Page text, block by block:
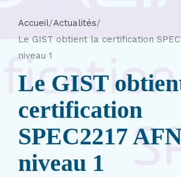
Accueil/Actualités/
Le GIST obtient la certification
niveau 1
Le GIST
certification
SPEC2217
niveau 1